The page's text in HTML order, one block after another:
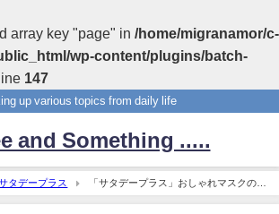
array key "page" in /home/migranamor/c-
wp-content/plugins/batch-
147
up various topics from daily life
and Something .....
タデープラス
「サタデープラス」おしゃれマスクの作